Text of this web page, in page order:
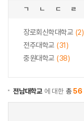
ㄱ ㄴ ㄷ ㄹ
장로회신학대학교 (2)
전주대학교 (31)
중원대학교 (38)
전남대학교 에 대한 총56